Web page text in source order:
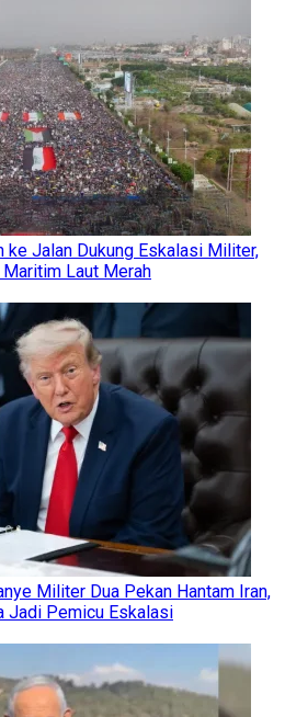
ke Jalan Dukung Eskalasi Militer,
Laut Merah
Militer Dua Pekan Hantam Iran,
Jadi Pemicu Eskalasi